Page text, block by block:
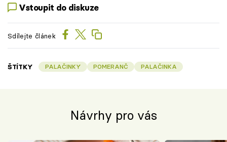
Vstoupit do diskuze
Sdílejte článek
ŠTÍTKY PALAČINKY POMERANČ PALAČINKA
Návrhy pro vás